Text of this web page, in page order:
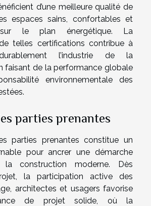
d’une meilleure qualité de
espaces sains, confortables et
sur le plan énergétique. La
telles certifications contribue à
l’industrie de la
faisant de la performance globale
environnementale des
parties prenantes
parties prenantes constitue un
pour ancrer une démarche
la construction moderne. Dès
la participation active des
architectes et usagers favorise
de projet solide, où la